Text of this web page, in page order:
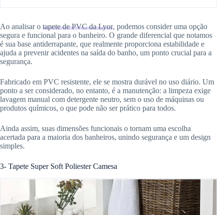
Ao analisar o tapete de PVC da Lyor, podemos consider uma opção
segura e funcional para o banheiro. O grande diferencial que notamos
é sua base antiderrapante, que realmente proporciona estabilidade e
ajuda a prevenir acidentes na saída do banho, um ponto crucial para a
segurança.
Fabricado em PVC resistente, ele se mostra durável no uso diário. Um
ponto a ser considerado, no entanto, é a manutenção: a limpeza exige
lavagem manual com detergente neutro, sem o uso de máquinas ou
produtos químicos, o que pode não ser prático para todos.
Ainda assim, suas dimensões funcionais o tornam uma escolha
acertada para a maioria dos banheiros, unindo segurança e um design
simples.
3- Tapete Super Soft Poliester Camesa